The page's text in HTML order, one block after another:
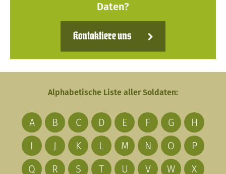
Daten?
Kontaktiere uns
Alphabetische Liste aller Soldaten:
A B C D E F G
H
I
J K L M N O
P
Q
R S T U V W
X